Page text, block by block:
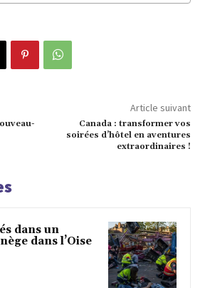
Article suivant
Canada : transformer vos
soirées d’hôtel en aventures
extraordinaires !
dans un
dans l’Oise